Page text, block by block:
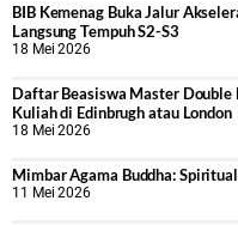
BIB Kemenag Buka Jalur
Langsung Tempuh S2-S3
18 Mei 2026
Daftar Beasiswa Master
Kuliah di Edinbrugh atau London
18 Mei 2026
Mimbar Agama Buddha:
11 Mei 2026